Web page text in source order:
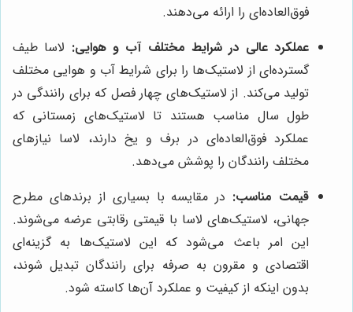
فوق‌العاده‌ای را ارائه می‌دهند.
عملکرد عالی در شرایط مختلف آب و هوایی: لاسا طیف
گسترده‌ای از لاستیک‌ها را برای شرایط آب و هوایی مختلف
تولید می‌کند. از لاستیک‌های چهار فصل که برای رانندگی در
طول سال مناسب هستند تا لاستیک‌های زمستانی که
عملکرد فوق‌العاده‌ای در برف و یخ دارند، لاسا نیازهای
مختلف رانندگان را پوشش می‌دهد.
قیمت مناسب: در مقایسه با بسیاری از برندهای مطرح
جهانی، لاستیک‌های لاسا با قیمتی رقابتی عرضه می‌شوند.
این امر باعث می‌شود که این لاستیک‌ها به گزینه‌ای
اقتصادی و مقرون به صرفه برای رانندگان تبدیل شوند،
بدون اینکه از کیفیت و عملکرد آن‌ها کاسته شود.